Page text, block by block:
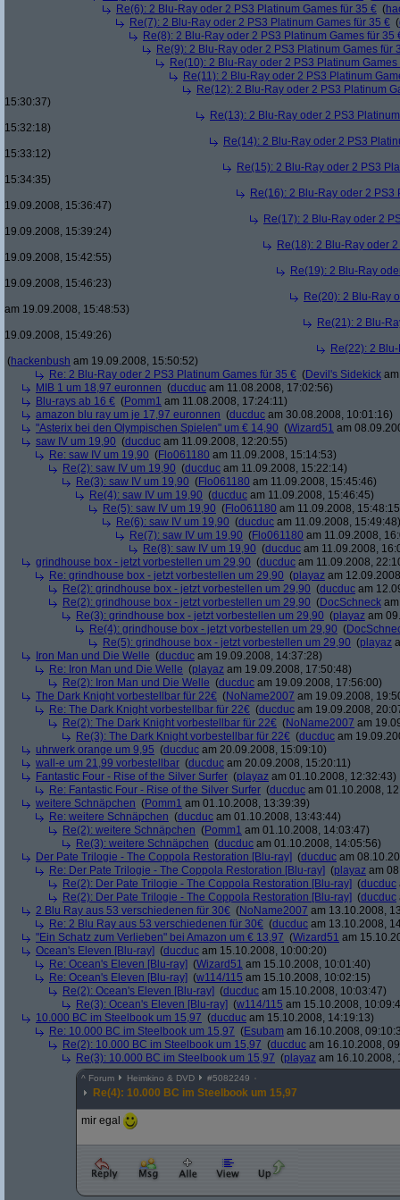
Re(6): 2 Blu-Ray oder 2 PS3 Platinum Games für 35 € (
Re(7): 2 Blu-Ray oder 2 PS3 Platinum Games für 35 € (
Re(8): 2 Blu-Ray oder 2 PS3 Platinum Games für 35
Re(9): 2 Blu-Ray oder 2 PS3 Platinum Games für
Re(10): 2 Blu-Ray oder 2 PS3 Platinum Games
Re(11): 2 Blu-Ray oder 2 PS3 Platinum
Re(12): 2 Blu-Ray oder 2 PS3 Platinum
15:30:37)
Re(13): 2 Blu-Ray oder 2 PS3
15:32:18)
Re(14): 2 Blu-Ray oder 2 PS3
15:33:12)
Re(15): 2 Blu-Ray oder 2 PS3
15:34:35)
Re(16): 2 Blu-Ray oder 2 PS3
19.09.2008, 15:36:47)
Re(17): 2 Blu-Ray oder 2
19.09.2008, 15:39:24)
Re(18): 2 Blu-Ray oder
19.09.2008, 15:42:55)
Re(19): 2 Blu-Ray
19.09.2008, 15:46:23)
Re(20): 2 Blu-Ray
am 19.09.2008, 15:48:53)
Re(21): 2 Blu-
19.09.2008, 15:49:26)
Re(22): 2
(hackenbush am 19.09.2008, 15:50:52)
Re: 2 Blu-Ray oder 2 PS3 Platinum Games für 35 € (Devil's Sidekick
MIB 1 um 18,97 euronnen (ducduc am 11.08.2008, 17:02:56)
Blu-rays ab 16 € (Pomm1 am 11.08.2008, 17:24:11)
amazon blu ray um je 17,97 euronnen (ducduc am 30.08.2008, 10:01:16)
"Asterix bei den Olympischen Spielen" um € 14,90 (Wizard51 am
saw IV um 19,90 (ducduc am 11.09.2008, 12:20:55)
Re: saw IV um 19,90 (Flo061180 am 11.09.2008, 15:14:53)
Re(2): saw IV um 19,90 (ducduc am 11.09.2008, 15:22:14)
Re(3): saw IV um 19,90 (Flo061180 am 11.09.2008, 15:45:46)
Re(4): saw IV um 19,90 (ducduc am 11.09.2008, 15:46:45)
Re(5): saw IV um 19,90 (Flo061180 am 11.09.2008,
Re(6): saw IV um 19,90 (ducduc am 11.09.2008, 15:49:48)
Re(7): saw IV um 19,90 (Flo061180 am 11.09.2008,
Re(8): saw IV um 19,90 (ducduc am 11.09.2008,
grindhouse box - jetzt vorbestellen um 29,90 (ducduc am 11.09.2008,
Re: grindhouse box - jetzt vorbestellen um 29,90 (playaz am
Re(2): grindhouse box - jetzt vorbestellen um 29,90 (ducduc am
Re(2): grindhouse box - jetzt vorbestellen um 29,90 (DocSchneck
Re(3): grindhouse box - jetzt vorbestellen um 29,90 (playaz am
Re(4): grindhouse box - jetzt vorbestellen um 29,90 (
Re(5): grindhouse box - jetzt vorbestellen um 29,90 (playaz
Iron Man und Die Welle (ducduc am 19.09.2008, 14:37:28)
Re: Iron Man und Die Welle (playaz am 19.09.2008, 17:50:48)
Re(2): Iron Man und Die Welle (ducduc am 19.09.2008, 17:56:00)
The Dark Knight vorbestellbar für 22€ (NoName2007 am 19.09.2008,
Re: The Dark Knight vorbestellbar für 22€ (ducduc am 19.09.2008,
Re(2): The Dark Knight vorbestellbar für 22€ (NoName2007 am
Re(3): The Dark Knight vorbestellbar für 22€ (ducduc am
uhrwerk orange um 9,95 (ducduc am 20.09.2008, 15:09:10)
wall-e um 21,99 vorbestellbar (ducduc am 20.09.2008, 15:20:11)
Fantastic Four - Rise of the Silver Surfer (playaz am 01.10.2008, 12:32:43)
Re: Fantastic Four - Rise of the Silver Surfer (ducduc am 01.10.2008,
weitere Schnäpchen (Pomm1 am 01.10.2008, 13:39:39)
Re: weitere Schnäpchen (ducduc am 01.10.2008, 13:43:44)
Re(2): weitere Schnäpchen (Pomm1 am 01.10.2008, 14:03:47)
Re(3): weitere Schnäpchen (ducduc am 01.10.2008, 14:05:56)
Der Pate Trilogie - The Coppola Restoration [Blu-ray] (ducduc am
Re: Der Pate Trilogie - The Coppola Restoration [Blu-ray] (playaz am
Re(2): Der Pate Trilogie - The Coppola Restoration [Blu-ray] (ducduc
Re(2): Der Pate Trilogie - The Coppola Restoration [Blu-ray] (ducduc
2 Blu Ray aus 53 verschiedenen für 30€ (NoName2007 am 13.10.2008,
Re: 2 Blu Ray aus 53 verschiedenen für 30€ (ducduc am 13.10.2008,
"Ein Schatz zum Verlieben" bei Amazon um € 13,97 (Wizard51 am
Ocean's Eleven [Blu-ray] (ducduc am 15.10.2008, 10:00:20)
Re: Ocean's Eleven [Blu-ray] (Wizard51 am 15.10.2008, 10:01:40)
Re: Ocean's Eleven [Blu-ray] (w114/115 am 15.10.2008, 10:02:15)
Re(2): Ocean's Eleven [Blu-ray] (ducduc am 15.10.2008, 10:03:47)
Re(3): Ocean's Eleven [Blu-ray] (w114/115 am 15.10.2008,
10.000 BC im Steelbook um 15,97 (ducduc am 15.10.2008, 14:19:13)
Re: 10.000 BC im Steelbook um 15,97 (Esubam am 16.10.2008,
Re(2): 10.000 BC im Steelbook um 15,97 (ducduc am 16.10.2008,
Re(3): 10.000 BC im Steelbook um 15,97 (playaz am 16.10.2008,
^ Forum Heimkino & DVD #5082249
Re(4): 10.000 BC im Steelbook um 15,97
mir egal